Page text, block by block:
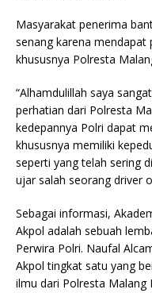
Masyarakat penerima
senang karena mendapat
khususnya Polresta
“Alhamdulillah saya
perhatian dari Polresta
kedepannya Polri dapat
khususnya memiliki
seperti yang telah sering
ujar salah seorang driver
Sebagai informasi,
Akpol adalah sebuah
Perwira Polri. Naufal
Akpol tingkat satu yang
ilmu dari Polresta